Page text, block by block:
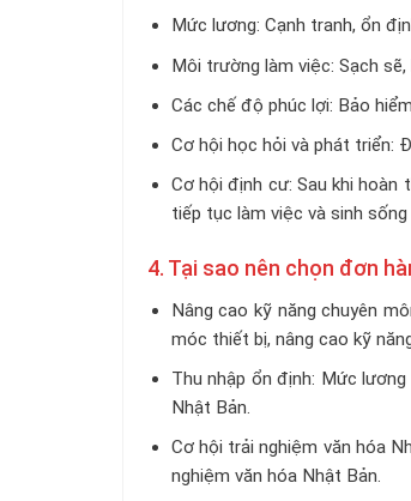
Mức lương: Cạnh tranh, ổn
Môi trường làm việc: Sạch
Các chế độ phúc lợi: Bảo
Cơ hội học hỏi và phát triển:
Cơ hội định cư: Sau khi hoàn
tiếp tục làm việc và sinh
4. Tại sao nên chọn đơn
Nâng cao kỹ năng chuyên
móc thiết bị, nâng cao kỹ
Thu nhập ổn định: Mức
Nhật Bản.
Cơ hội trải nghiệm văn hóa
nghiệm văn hóa Nhật Bản.